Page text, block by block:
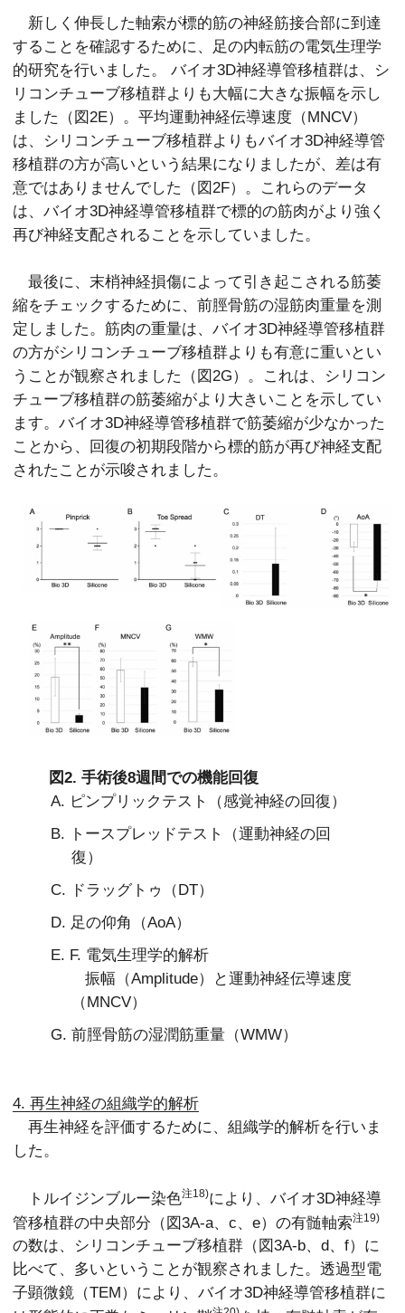
新しく伸長した軸索が標的筋の神経筋接合部に到達
することを確認するために、足の内転筋の電気生理学
的研究を行いました。 バイオ3D神経導管移植群は、シ
リコンチューブ移植群よりも大幅に大きな振幅を示し
ました（図2E）。平均運動神経伝導速度（MNCV）
は、シリコンチューブ移植群よりもバイオ3D神経導管
移植群の方が高いという結果になりましたが、差は有
意ではありませんでした（図2F）。これらのデータ
は、バイオ3D神経導管移植群で標的の筋肉がより強く
再び神経支配されることを示していました。
最後に、末梢神経損傷によって引き起こされる筋萎
縮をチェックするために、前脛骨筋の湿筋肉重量を測
定しました。筋肉の重量は、バイオ3D神経導管移植群
の方がシリコンチューブ移植群よりも有意に重いとい
うことが観察されました（図2G）。これは、シリコン
チューブ移植群の筋萎縮がより大きいことを示してい
ます。バイオ3D神経導管移植群で筋萎縮が少なかった
ことから、回復の初期段階から標的筋が再び神経支配
されたことが示唆されました。
図2. 手術後8週間での機能回復
A. ピンプリックテスト（感覚神経の回復）
B. トースプレッドテスト（運動神経の回
復）
C. ドラッグトゥ（DT）
D. 足の仰角（AoA）
E. F. 電気生理学的解析
振幅（Amplitude）と運動神経伝導速度
（MNCV）
G. 前脛骨筋の湿潤筋重量（WMW）
4. 再生神経の組織学的解析
再生神経を評価するために、組織学的解析を行いま
した。
トルイジンブルー染色注18)により、バイオ3D神経導
管移植群の中央部分（図3A-a、c、e）の有髄軸索注19)
の数は、シリコンチューブ移植群（図3A-b、d、f）に
比べて、多いということが観察されました。透過型電
子顕微鏡（TEM）により、バイオ3D神経導管移植群に